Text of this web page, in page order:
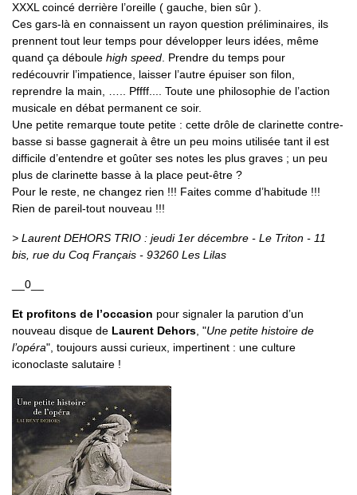
XXXL coincé derrière l’oreille ( gauche, bien sûr ).
Ces gars-là en connaissent un rayon question préliminaires, ils
prennent tout leur temps pour développer leurs idées, même
quand ça déboule high speed. Prendre du temps pour
redécouvrir l’impatience, laisser l’autre épuiser son filon,
reprendre la main, ….. Pffff.... Toute une philosophie de l’action
musicale en débat permanent ce soir.
Une petite remarque toute petite : cette drôle de clarinette contre-
basse si basse gagnerait à être un peu moins utilisée tant il est
difficile d’entendre et goûter ses notes les plus graves ; un peu
plus de clarinette basse à la place peut-être ?
Pour le reste, ne changez rien !!! Faites comme d’habitude !!!
Rien de pareil-tout nouveau !!!
> Laurent DEHORS TRIO : jeudi 1er décembre - Le Triton - 11
bis, rue du Coq Français - 93260 Les Lilas
__0__
Et profitons de l’occasion pour signaler la parution d’un
nouveau disque de Laurent Dehors, "Une petite histoire de
l’opéra", toujours aussi curieux, impertinent : une culture
iconoclaste salutaire !